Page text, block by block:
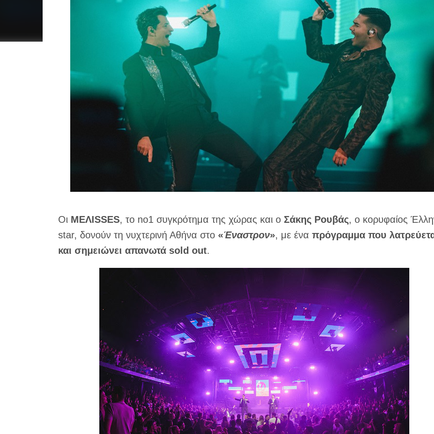
Οι MEΛΙSSES, το no1 συγκρότημα της χώρας και ο Σάκης Ρουβάς, ο κορυφαίος
star, δονούν τη νυχτερινή Αθήνα στο «Έναστρον», με ένα πρόγραμμα που
και σημειώνει απανωτά sold out.